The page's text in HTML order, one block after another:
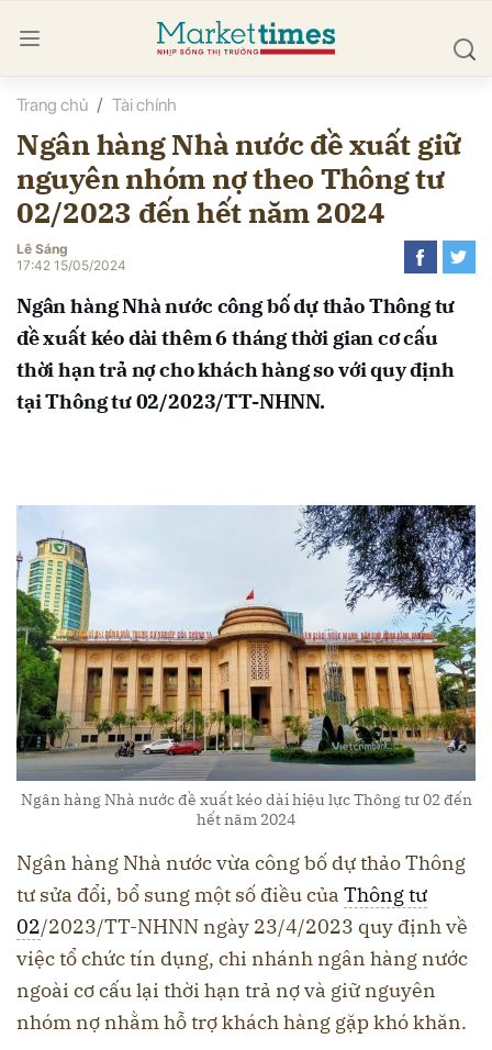
Trang chủ Tài chính
Ngân hàng Nhà nước đề xuất giữ
nguyên nhóm nợ theo Thông tư
02/2023 đến hết năm 2024
Lê Sáng
17:42 15/05/2024
Ngân hàng Nhà nước công bố dự thảo Thông tư
đề xuất kéo dài thêm 6 tháng thời gian cơ cấu
thời hạn trả nợ cho khách hàng so với quy định
tại Thông tư 02/2023/TT-NHNN.
Ngân hàng Nhà nước đề xuất kéo dài hiệu lực Thông tư 02 đến
hết năm 2024
Ngân hàng Nhà nước vừa công bố dự thảo Thông
tư sửa đổi, bổ sung một số điều của Thông tư
02/2023/TT-NHNN ngày 23/4/2023 quy định về
việc tổ chức tín dụng, chi nhánh ngân hàng nước
ngoài cơ cấu lại thời hạn trả nợ và giữ nguyên
nhóm nợ nhằm hỗ trợ khách hàng gặp khó khăn.
luận